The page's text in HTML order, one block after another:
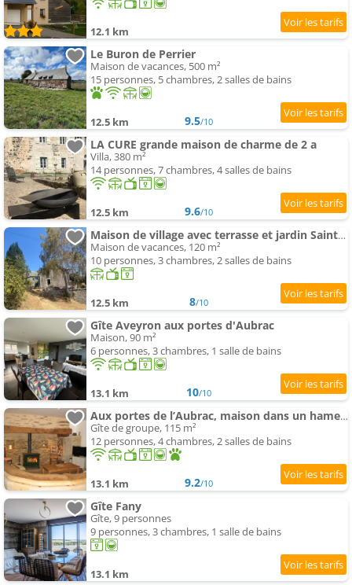
12.1 km
Le Buron de Perrier
Maison de vacances, 500 m²
15 personnes, 5 chambres, 2 salles de bains
12.5 km 9.5/10
LA CURE grande maison de charme de 2 a
Villa, 380 m²
14 personnes, 7 chambres, 4 salles de bains
12.5 km 9.6/10
Maison de village avec terrasse et jardin Saint Urcize
Maison de vacances, 120 m²
10 personnes, 3 chambres, 2 salles de bains
12.5 km 8/10
Gîte Aveyron aux portes d'Aubrac
Maison, 90 m²
6 personnes, 3 chambres, 1 salle de bains
13.1 km 10/10
Aux portes de l’Aubrac, maison dans un hameau
Gîte de groupe, 115 m²
12 personnes, 4 chambres, 2 salles de bains
13.1 km 9.2/10
Gîte Fany
Gîte, 9 personnes
9 personnes, 3 chambres, 1 salle de bains
13.1 km